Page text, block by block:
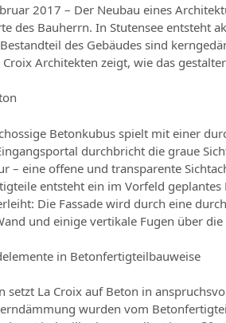
2017 – Der Neubau eines
des Bauherrn. In Stutensee entsteht
des Gebäudes sind
Architekten zeigt, wie das
Betonkubus spielt mit einer
durchbricht die graue
– eine offene und transparente
entsteht ein im Vorfeld geplantes
Die Fassade wird durch eine
und einige vertikale Fugen über
in Betonfertigteilbauweise
setzt La Croix auf Beton in
wurden vom